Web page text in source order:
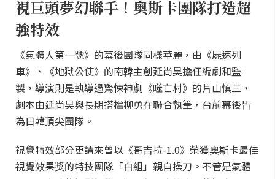
視巨頭夢幻聯手！奧斯卡團隊打造超
強特效
《氣體人第一號》的幕後團隊同樣華麗，由《屍速列
車》、《地獄公使》的南韓主創延尚昊擔任編劇和監
製，導演則是執導過驚悚神劇《噬亡村》的片山慎三，
劇本由延尚昊與長期搭檔柳勇在聯合執筆，台前幕後皆
為日韓頂尖團隊。
視覺特效部分更請來曾以《哥吉拉-1.0》榮獲奧斯卡最佳
視覺效果獎的特技團隊「白組」親自操刀。不管是氣體